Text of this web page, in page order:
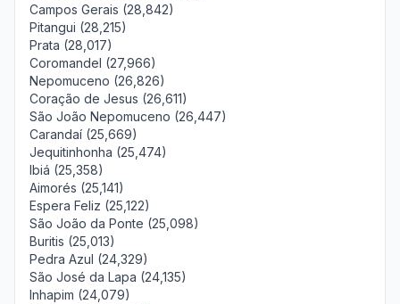
Campos Gerais (28,842)
Pitangui (28,215)
Prata (28,017)
Coromandel (27,966)
Nepomuceno (26,826)
Coração de Jesus (26,611)
São João Nepomuceno (26,447)
Carandaí (25,669)
Jequitinhonha (25,474)
Ibiá (25,358)
Aimorés (25,141)
Espera Feliz (25,122)
São João da Ponte (25,098)
Buritis (25,013)
Pedra Azul (24,329)
São José da Lapa (24,135)
Inhapim (24,079)